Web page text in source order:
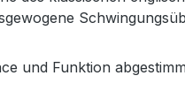
und Funktion